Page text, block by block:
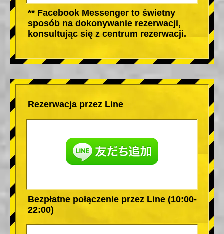
** Facebook Messenger to świetny
sposób na dokonywanie rezerwacji,
konsultując się z centrum rezerwacji.
Rezerwacja przez Line
Bezpłatne połączenie przez Line (10:00-
22:00)